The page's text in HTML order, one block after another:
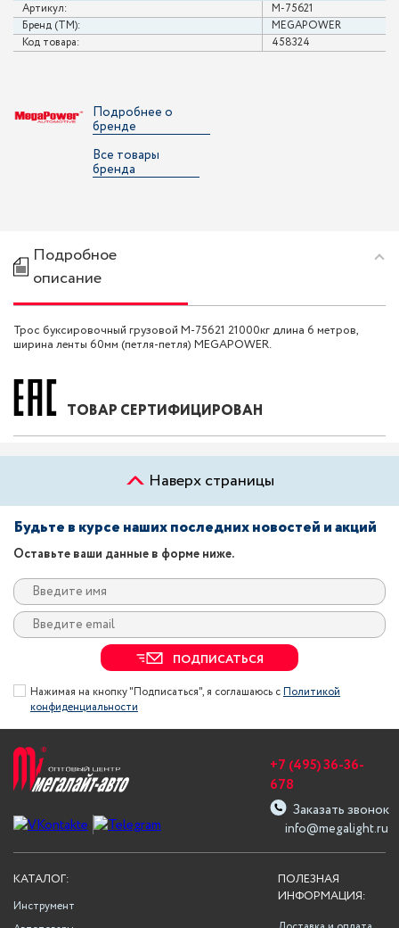
Артикул:
M-75621
Бренд (ТМ):
MEGAPOWER
Код товара:
458324
Подробнее о
бренде
Все товары
бренда
Подробное
описание
Трос буксировочный грузовой M-75621 21000кг длина 6 метров,
ширина ленты 60мм (петля-петля) MEGAPOWER.
ТОВАР СЕРТИФИЦИРОВАН
Наверх страницы
Будьте в курсе наших последних новостей и акций
Оставьте ваши данные в форме ниже.
ПОДПИСАТЬСЯ
Нажимая на кнопку "Подписаться", я соглашаюсь сПолитикой
конфиденциальности
info@megalight.ru
+7 (495) 36-36-
678
Заказать звонок
ПОЛЕЗНАЯ
ИНФОРМАЦИЯ:
КАТАЛОГ:
Инструмент